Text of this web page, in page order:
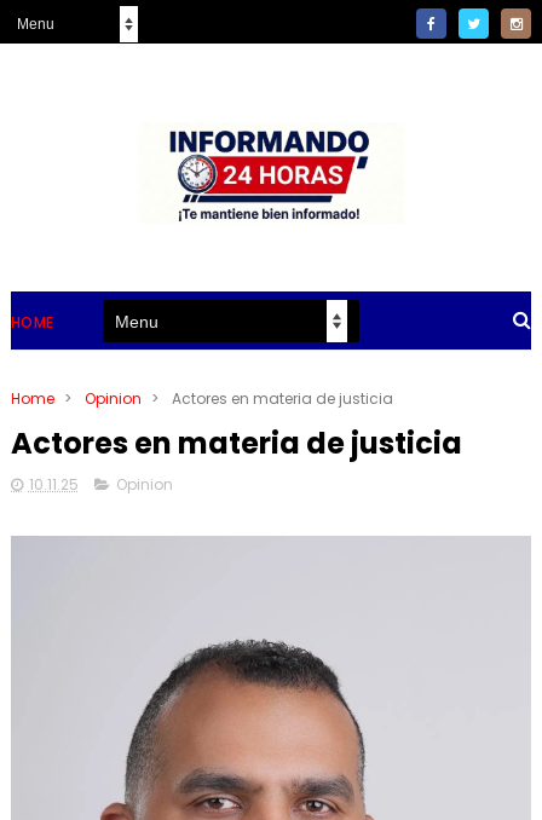
HOME
Home > Opinion > Actores en materia de justicia
Actores en materia de justicia
10.11.25 Opinion